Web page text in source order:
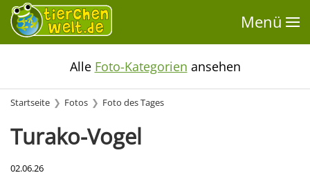
Menü
Alle Foto-Kategorien ansehen
Startseite Fotos Foto des Tages
Turako-Vogel
02.06.26